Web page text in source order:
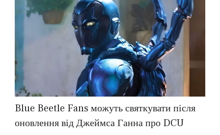
Blue Beetle Fans можуть святкувати після
оновлення від Джеймса Ганна про DCU